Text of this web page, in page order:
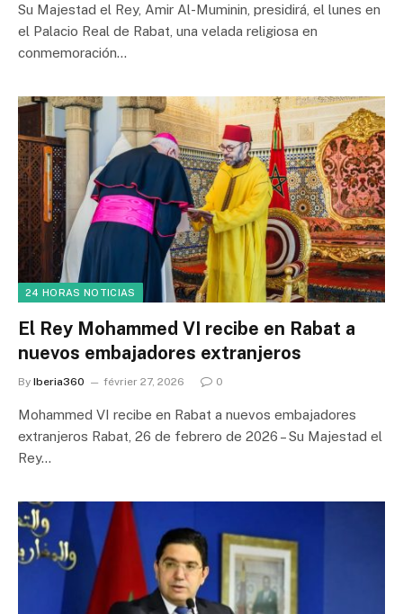
Su Majestad el Rey, Amir Al-Muminin, presidirá, el lunes en
el Palacio Real de Rabat, una velada religiosa en
conmemoración…
24 HORAS NOTICIAS
El Rey Mohammed VI recibe en Rabat a
nuevos embajadores extranjeros
By Iberia360 février 27, 2026 0
Mohammed VI recibe en Rabat a nuevos embajadores
extranjeros Rabat, 26 de febrero de 2026 – Su Majestad el
Rey…